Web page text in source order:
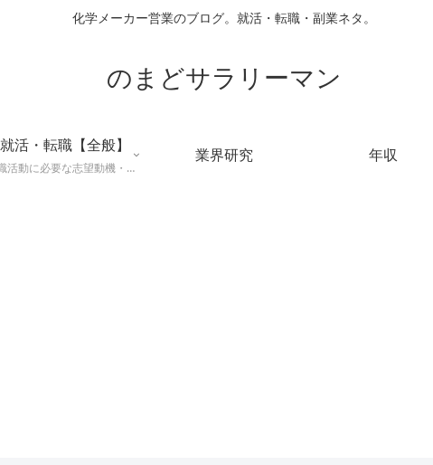
化学メーカー営業のブログ。就活・転職・副業ネタ。
のまどサラリーマン
就活・転職【全般】
就職活動に必要な志望動機・メールマナー・業界研究などに役立つ知識を公開するページ。
業界研究 年収